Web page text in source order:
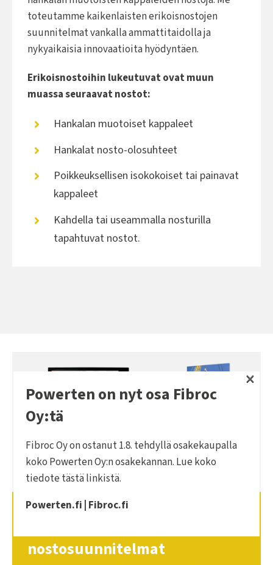
toteutamme kaikenlaisten erikoisnostojen
suunnitelmat vankalla ammattitaidolla ja
nykyaikaisia innovaatioita hyödyntäen.
Erikoisnostoihin lukeutuvat ovat muun
muassa seuraavat nostot:
Hankalan muotoiset kappaleet
Hankalat nosto-olosuhteet
Poikkeuksellisen isokokoiset tai painavat
kappaleet
Kahdella tai useammalla nosturilla
tapahtuvat nostot.
nostosuunnitelmat
Powerten on nyt osa Fibroc
Oy:tä
Fibroc Oy on ostanut 1.8. tehdyllä osakekaupalla
koko Powerten Oy:n osakekannan. Lue koko
tiedote tästä linkistä.
Powerten.fi Fibroc.fi
×